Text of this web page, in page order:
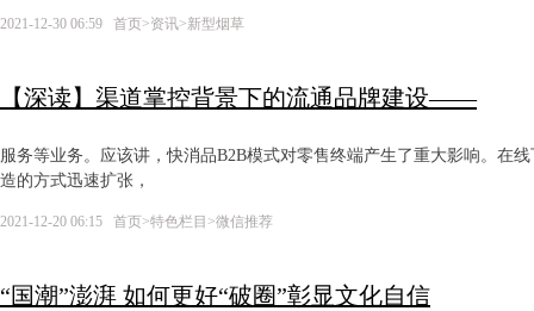
2021-12-30 06:59 首页>资讯>新型烟草
【深读】渠道掌控背景下的流通品牌建设——
服务等业务。应该讲，快消品B2B模式对零售终端产生了重大影响。在
造的方式迅速扩张，
2021-12-20 06:15 首页>特色栏目 >微信推荐
“国潮”澎湃 如何更好“破圈”彰显文化自信